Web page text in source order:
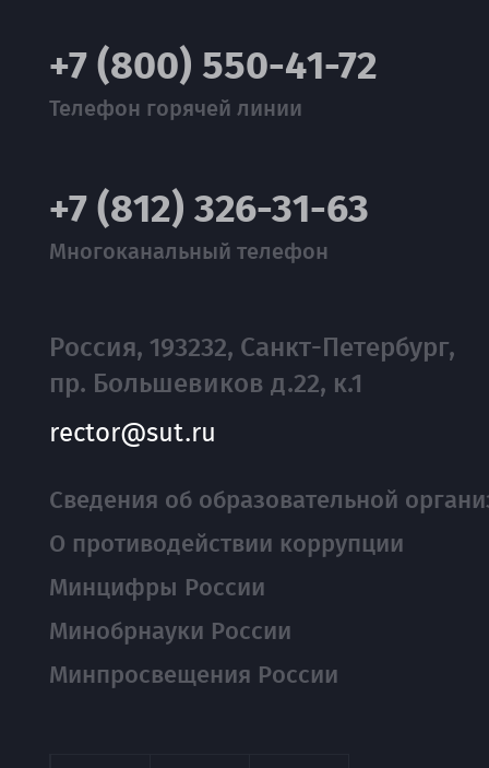
+7 (800) 550-41-72
Телефон горячей линии
+7 (812) 326-31-63
Многоканальный телефон
Россия, 193232, Санкт-Петербург,
пр. Большевиков д.22, к.1
rector@sut.ru
Сведения об образовательной
О противодействии коррупции
Минцифры России
Минобрнауки России
Минпросвещения России